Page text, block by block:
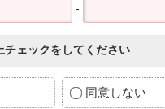
-
チェックをしてください
同意しない